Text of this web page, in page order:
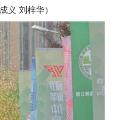
义 刘梓华）